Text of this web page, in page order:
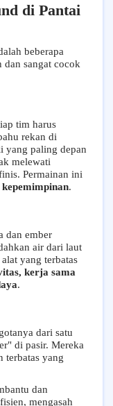
di Pantai
beberapa
sangat cocok
tim harus
rekan di
yang paling depan
melewati
Permainan ini
.
dan ember
air dari laut
yang terbatas
kerja sama
.
dari satu
di pasir. Mereka
terbatas yang
dan
mengasah